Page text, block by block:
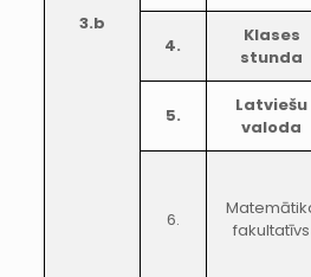
3.b
4.
Klases
stunda
5.
Latviešu
valoda
6.
fakultatīvs